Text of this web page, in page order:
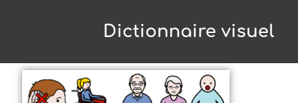
Dictionnaire visuel